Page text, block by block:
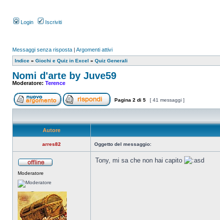
Login Iscriviti
Messaggi senza risposta | Argomenti attivi
Indice » Giochi e Quiz in Excel » Quiz Generali
Nomi d'arte by Juve59
Moderatore: Terence
Pagina 2 di 5 [ 41 messaggi ]
Autore
arres82 Oggetto del messaggio:
Moderatore
Tony, mi sa che non hai capito